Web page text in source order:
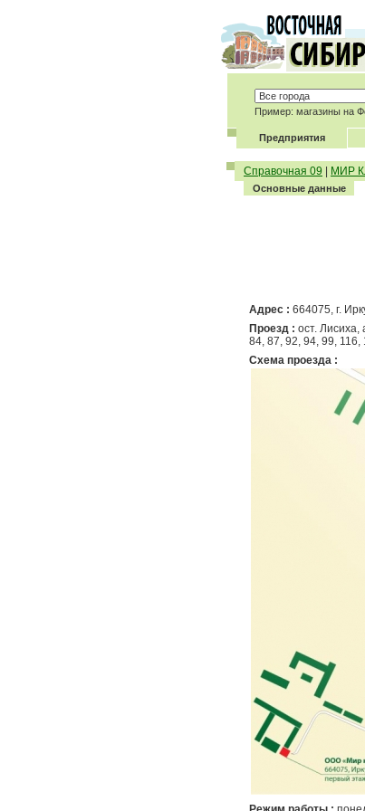
Пример: магазины на
Предприятия
Справочная 09 МИР
Основные данные
Адрес : 664075, г.
Проезд : ост. Лисиха,
84, 87, 92, 94, 99, 116,
Схема проезда :